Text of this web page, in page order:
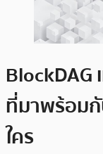
ที่มาพร้อมกั
ใคร